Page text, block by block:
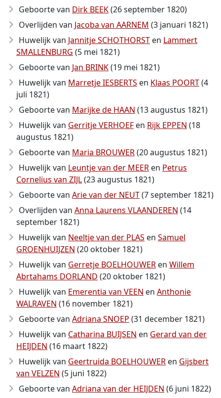
Geboorte van Dirk BEEK(26 september 1820)
Overlijden van Jacoba van AARNEM (3 januari 1821)
Huwelijk van Jannitje SCHOTHORST en Lammert
SMALLENBURG (5 mei 1821)
Geboorte van Jan BRINK(19 mei 1821)
Huwelijk van Marretje IESBERTS en Klaas POORT(4
juli 1821)
Geboorte van Marijke de HAAN (13 augustus 1821)
Huwelijk van Gerritje VERHOEF en Rijk EPPEN (18
augustus 1821)
Geboorte van Maria BROUWER(20 augustus 1821)
Huwelijk van Leuntje van der MEER en Petrus
Cornelius van ZIJL(23 augustus 1821)
Geboorte van Arie van der NEUT(7 september 1821)
Overlijden van Anna Laurens VLAANDEREN (14
september 1821)
Huwelijk van Neeltje van der PLAS en Samuel
GROENHUIJZEN (20 oktober 1821)
Huwelijk van Gerretje BOELHOUWER en Willem
Abrtahams DORLAND (20 oktober 1821)
Huwelijk van Emerentia van VEEN en Anthonie
WALRAVEN (16 november 1821)
Geboorte van Adriana SNOEP (31 december 1821)
Huwelijk van Catharina BUIJSEN en Gerard van der
HEIJDEN (16 maart 1822)
Huwelijk van Geertruida BOELHOUWER en Gijsbert
van VELZEN (5 juni 1822)
Geboorte van Adriana van der HEIJDEN (6 juni 1822)